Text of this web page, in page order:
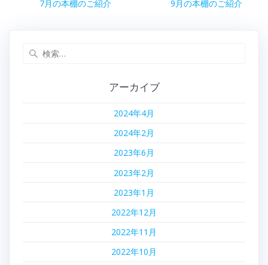
ビ
前
7月の本棚のご紹介
次
9月の本棚のご紹介
アーカイブ
2024年4月
2024年2月
2023年6月
2023年2月
2023年1月
2022年12月
2022年11月
2022年10月